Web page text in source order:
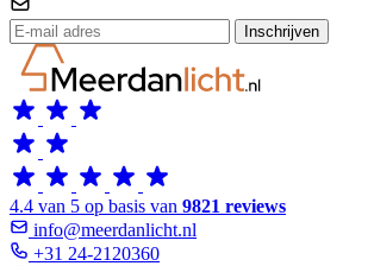
Inschrijven
4.4 van 5 op basis van 9821 reviews
info@meerdanlicht.nl
+31 24-2120360